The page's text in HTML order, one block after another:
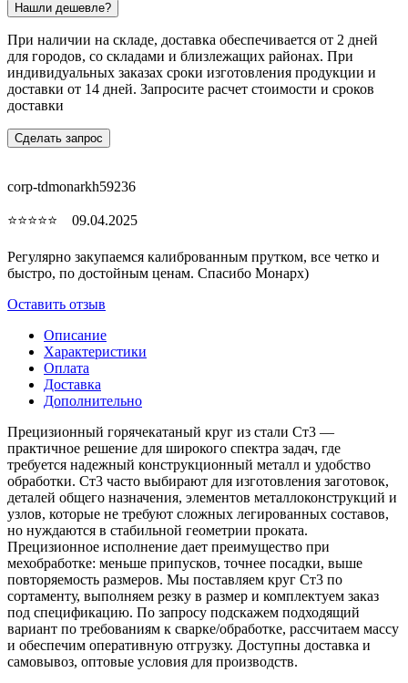
Нашли дешевле?
При наличии на складе, доставка обеспечивается от 2 дней
для городов, со складами и близлежащих районах. При
индивидуальных заказах сроки изготовления продукции и
доставки от 14 дней. Запросите расчет стоимости и сроков
доставки
Сделать запрос
corp-tdmonarkh59236
⭐⭐⭐⭐⭐ 09.04.2025
Регулярно закупаемся калиброванным прутком, все четко и
быстро, по достойным ценам. Спасибо Монарх)
Оставить отзыв
Описание
Характеристики
Оплата
Доставка
Дополнительно
Прецизионный горячекатаный круг из стали Ст3 —
практичное решение для широкого спектра задач, где
требуется надежный конструкционный металл и удобство
обработки. Ст3 часто выбирают для изготовления заготовок,
деталей общего назначения, элементов металлоконструкций и
узлов, которые не требуют сложных легированных составов,
но нуждаются в стабильной геометрии проката.
Прецизионное исполнение дает преимущество при
мехобработке: меньше припусков, точнее посадки, выше
повторяемость размеров. Мы поставляем круг Ст3 по
сортаменту, выполняем резку в размер и комплектуем заказ
под спецификацию. По запросу подскажем подходящий
вариант по требованиям к сварке/обработке, рассчитаем массу
и обеспечим оперативную отгрузку. Доступны доставка и
самовывоз, оптовые условия для производств.